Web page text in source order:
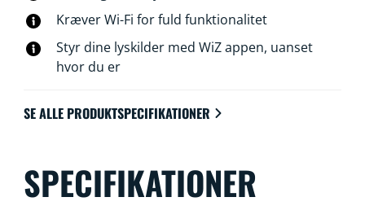
Kræver Wi-Fi for fuld funktionalitet
Styr dine lyskilder med WiZ appen, uanset
hvor du er
SE ALLE PRODUKTSPECIFIKATIONER
SPECIFIKATIONER